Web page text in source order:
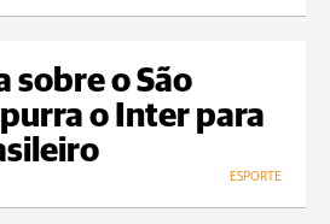
sobre o São
o Inter para
ESPORTE